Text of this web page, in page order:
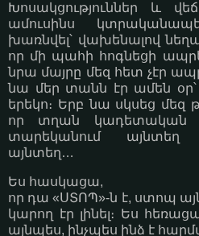
Խոսակցություններ և
ամուսինս
խառնվել՝ վախենալով
որ մի պահի հոգնեցի
նրա մայրը մեզ հետ չէր
նա մեր տանն էր ամեն
երեկո։ Երբ նա սկսեց մեզ
որ տղան կադետական
տարեկանում այնտեղ
այնտեղ…
Ես հասկացա,
որ դա «ՍՏՈՊ»-ն է, ստոպ
կարող էր լինել։ Ես
այնպես, ինչպես ինձ է